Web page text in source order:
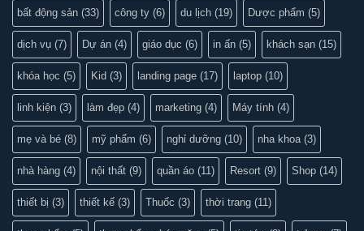
bất động sản (33) công ty (6) du lịch (19) Dược phẩm (5)
dịch vụ (7) Dự án (4) giáo dục (6) in ấn (5) khách sạn (15)
khóa học (5) Kid (3) landing page (17) laptop (10)
linh kiện (3) làm đẹp (4) marketing (4) Máy tính (4)
mẹ và bé (8) mỹ phẩm (6) nghỉ dưỡng (10) nha khoa(3)
nhà hàng (4) nội thất (9) quần áo (11) Resort (9) Shop (14)
thiết bị (3) thiết kế (3) Thuốc (3) thời trang (11)